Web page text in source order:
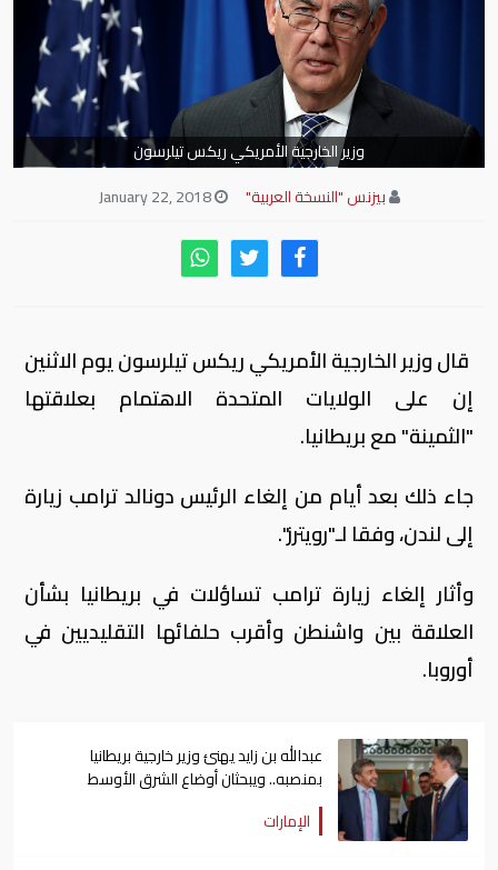
وزير الخارجية الأمريكي ريكس تيلرسون
بيزنس "النسخة العربية"
January 22, 2018
قال وزير الخارجية الأمريكي ريكس تيلرسون يوم الاثنين
إن على الولايات المتحدة الاهتمام بعلاقتها
"الثمينة" مع بريطانيا.
جاء ذلك بعد أيام من إلغاء الرئيس دونالد ترامب زيارة
إلى لندن، وفقا لـ"رويترز".
وأثار إلغاء زيارة ترامب تساؤلات في بريطانيا بشأن
العلاقة بين واشنطن وأقرب حلفائها التقليديين في
أوروبا.
عبدالله بن زايد يهنئ وزير خارجية بريطانيا
بمنصبه.. ويبحثان أوضاع الشرق الأوسط
الإمارات